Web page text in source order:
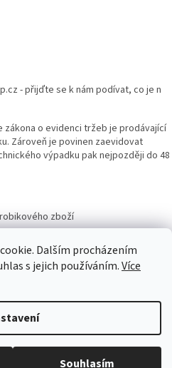
Dalším procházením
s jejich používáním.Více
Souhlasím
- přijďte se k nám podívat, co je n
o evidenci tržeb je prodávající
Zároveň je povinen zaevidovat
výpadku pak nejpozději do 48
zboží
. Všechna práva vyhrazena.Upravit